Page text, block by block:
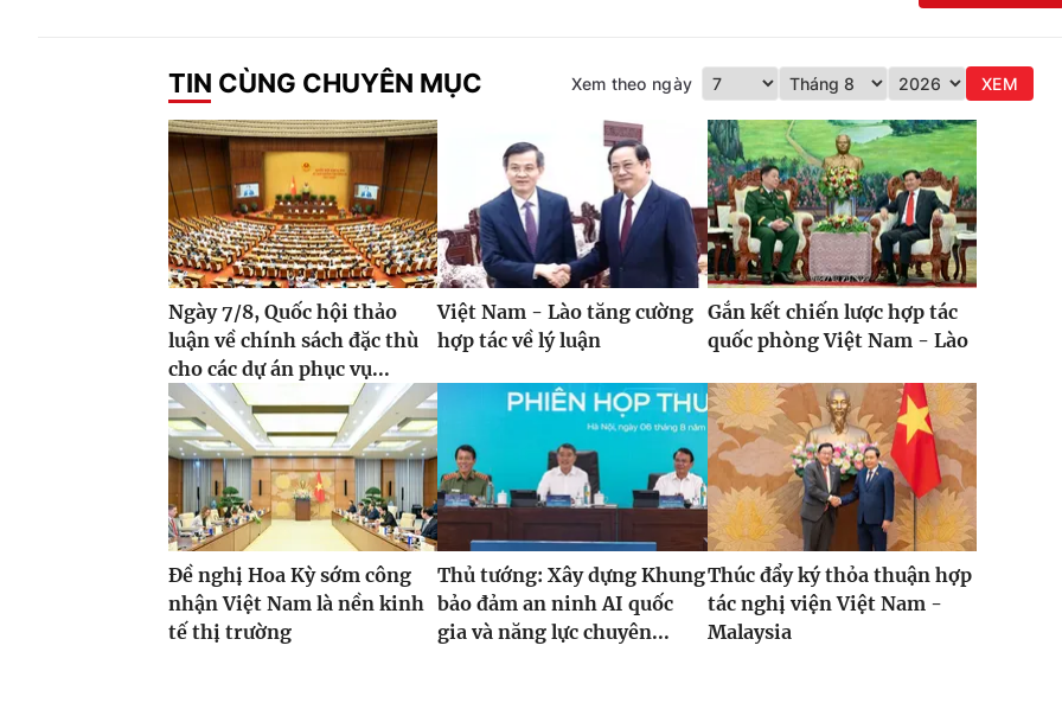
TIN CÙNG CHUYÊN MỤC Xem theo ngày XEM
Ngày 7/8, Quốc hội thảo
luận về chính sách đặc thù
cho các dự án phục vụ...
Việt Nam - Lào tăng cường
hợp tác về lý luận
Gắn kết chiến lược hợp tác
quốc phòng Việt Nam - Lào
Đề nghị Hoa Kỳ sớm công
nhận Việt Nam là nền kinh
tế thị trường
Thủ tướng: Xây dựng Khung
bảo đảm an ninh AI quốc
gia và năng lực chuyên...
Thúc đẩy ký thỏa thuận hợp
tác nghị viện Việt Nam -
Malaysia